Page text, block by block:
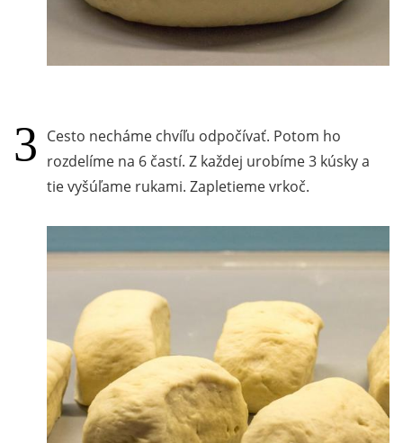
Cesto necháme chvíľu odpočívať. Potom ho
rozdelíme na 6 častí. Z každej urobíme 3 kúsky a
tie vyšúľame rukami. Zapletieme vrkoč.